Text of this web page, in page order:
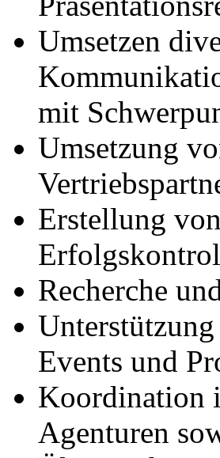
Umsetzen
mit
Umsetzung
Erstellung
Recherche
Events und
Koordination
Agenturen